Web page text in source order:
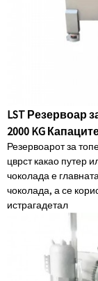
LST Резервоар
2000 KG
Резервоарот за
цврст какао путер
чоколада е
чоколада, а се
истрагадетал